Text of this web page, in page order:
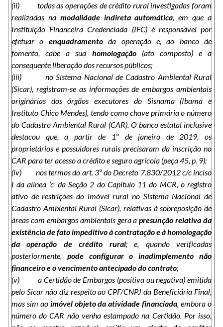
(ii) todas as operações de crédito rural investigadas foram
realizadas na modalidade indireta automática, em que a
Instituição Financeira Credenciada (IFC) é responsável por
efetuar o enquadramentoda operação e, ao banco de
fomento, cabe a sua homologação(ato composto) e a
consequente liberação dos recursos públicos;
(iii) no Sistema Nacional de Cadastro Ambiental Rural
(Sicar), registram-se as informações de embargos ambientais
originárias dos órgãos executores do Sisnama (Ibama e
Instituto Chico Mendes), tendo como chave primária o número
do Cadastro Ambiental Rural (CAR). O banco estatal inclusive
destacou que, a partir de 1º de janeiro de 2019, os
proprietários e possuidores rurais precisaram da inscrição no
CAR para ter acesso a crédito e seguro agrícola (peça 45, p. 9);
(iv) nos termos do art. 3º do Decreto 7.830/2012 c/c inciso
I da alínea ‘c' da Seção 2 do Capítulo 11 do MCR, o registro
ativo de restrições do imóvel rural no Sistema Nacional de
Cadastro Ambiental Rural (Sicar), relativas à sobreposição de
áreas com embargos ambientais gera apresunção relativa da
existência de fatoimpeditivoà contratação e à homologação
da operação de crédito rural; e, quando verificadas
posteriormente, pode configurar o inadimplemento não
financeiro e o vencimento antecipado do contrato;
(v) a Certidão de Embargos (positiva ou negativa) emitida
pelo Sicar não diz respeito ao CPF/CNPJ da Beneficiária Final,
mas sim ao imóvel objeto da atividade financiada, embora o
número do CAR não venha estampado na Certidão. Por isso,